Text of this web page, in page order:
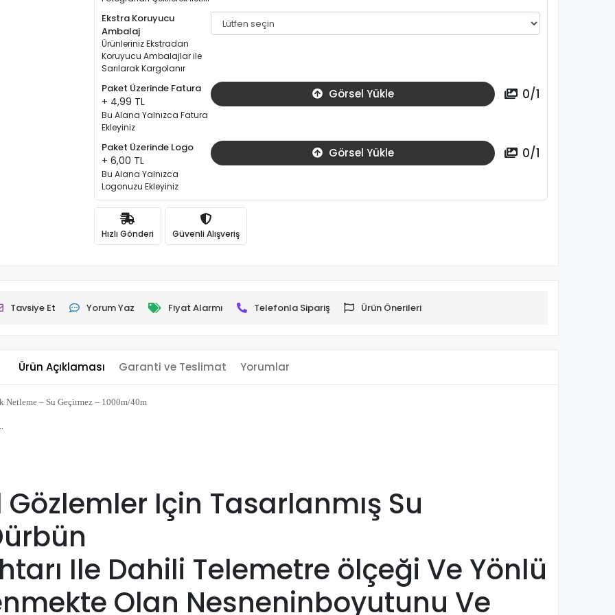
Ekstra Koruyucu
Ambalaj
Ürünleriniz Ekstradan
Koruyucu Ambalajlar ile
Sarılarak Kargolanır
Paket Üzerinde Fatura
+ 4,99 TL
Bu Alana Yalnızca Fatura
Ekleyiniz
Görsel Yükle 0/1
Paket Üzerinde Logo
+ 6,00 TL
Bu Alana Yalnızca
Logonuzu Ekleyiniz
Görsel Yükle 0/1
Hızlı Gönderi Güvenli Alışveriş
Tavsiye Et Yorum Yaz Fiyat Alarmı Telefonla Sipariş Ürün Önerileri
Ürün Açıklaması Garanti ve Teslimat Yorumlar
Netleme – Su Geçirmez – 1000m/40m
Gözlemler Için Tasarlanmış Su
Ile Dahili Telemetre ölçeği Ve Yönlü
Olan Nesneninboyutunu Ve